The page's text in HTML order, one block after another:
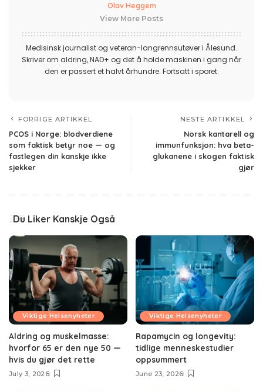
Olav Heggem
View More Posts
Medisinsk journalist og veteran-langrennsutøver i Ålesund.
Skriver om aldring, NAD+ og det å holde maskinen i gang når
den er passert et halvt århundre. Fortsatt i sporet.
FORRIGE ARTIKKEL
PCOS i Norge: blodverdiene
som faktisk betyr noe — og
fastlegen din kanskje ikke
sjekker
NESTE ARTIKKEL
Norsk kantarell og
immunfunksjon: hva beta-
glukanene i skogen faktisk
gjør
Du Liker Kanskje Også
Viktige Helsenyheter
Aldring og muskelmasse:
hvorfor 65 er den nye 50 —
hvis du gjør det rette
July 3, 2026
Viktige Helsenyheter
Rapamycin og longevity:
tidlige menneskestudier
oppsummert
June 23, 2026